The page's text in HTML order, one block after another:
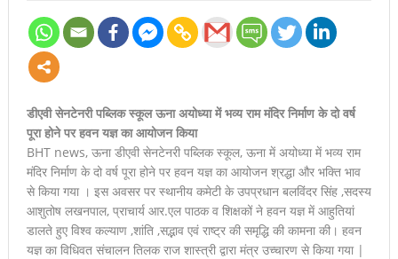
डीएवी सेनटेनरी पब्लिक स्कूल ऊना अयोध्या में भव्य राम मंदिर निर्माण के दो वर्ष
पूरा होने पर हवन यज्ञ का आयोजन किया
BHT news, ऊना डीएवी सेनटेनरी पब्लिक स्कूल, ऊना में अयोध्या में भव्य राम
मंदिर निर्माण के दो वर्ष पूरा होने पर हवन यज्ञ का आयोजन श्रद्धा और भक्ति भाव
से किया गया । इस अवसर पर स्थानीय कमेटी के उपप्रधान बलविंदर सिंह ,सदस्य
आशुतोष लखनपाल, प्राचार्य आर.एल पाठक व शिक्षकों ने हवन यज्ञ में आहुतियां
डालते हुए विश्व कल्याण ,शांति ,सद्भाव एवं राष्ट्र की समृद्धि की कामना की। हवन
यज्ञ का विधिवत संचालन तिलक राज शास्त्री द्वारा मंत्र उच्चारण से किया गया |